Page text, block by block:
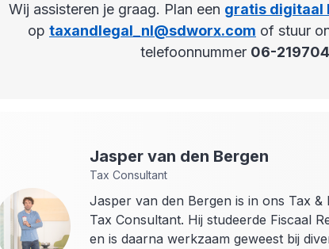
Wij assisteren je graag. Plan een gratis digitaal
op taxandlegal_nl@sdworx.com of stuur
telefoonnummer 06-
Jasper van den Bergen
Tax Consultant
Jasper van den Bergen is in ons Tax &
Tax Consultant. Hij studeerde Fiscaal
en is daarna werkzaam geweest bij